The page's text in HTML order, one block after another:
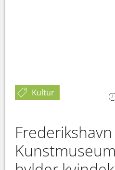
Kultur
Frederikshavn
Kunstmuseum